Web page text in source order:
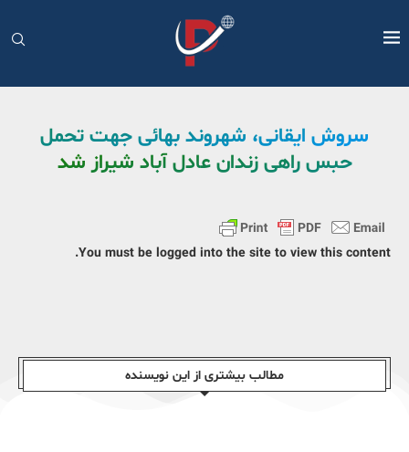
سروش ایقانی، شهروند بهائی جهت تحمل
حبس راهی زندان عادل آباد شیراز شد
You must be logged into the site to view this content.
مطالب بیشتری از این نویسندە